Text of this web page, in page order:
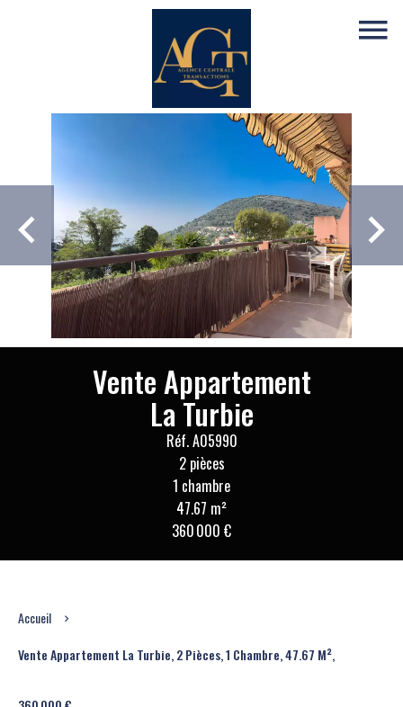
Vente Appartement
La Turbie
Réf. A05990
2 pièces
1 chambre
47.67 m²
360 000 €
Accueil
Vente Appartement La Turbie, 2 Pièces, 1 Chambre, 47.67 M²,